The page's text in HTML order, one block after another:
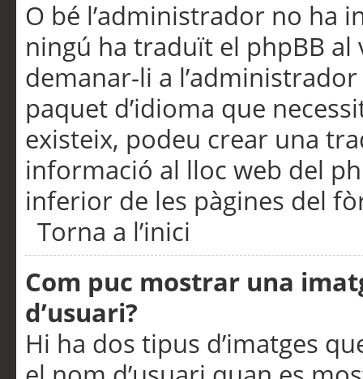
O bé l’administrador no ha
ningú ha traduït el phpBB
demanar-li a
paquet d’idioma que
existeix, podeu crear una
informació al lloc web del
inferior de les pàgines del
Torna a l’inici
Com puc mostrar una
d’usuari?
Hi ha dos tipus d’imatges